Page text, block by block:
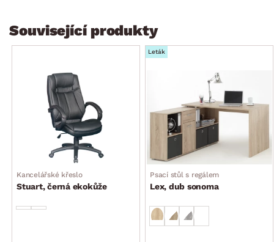
max. doporučená nosnost do 120 kg
dodáváno v demontu
Související produkty
Kancelářské křeslo
Stuart, černá ekokůže
Leták
Psací stůl s regálem
Lex, dub sonoma